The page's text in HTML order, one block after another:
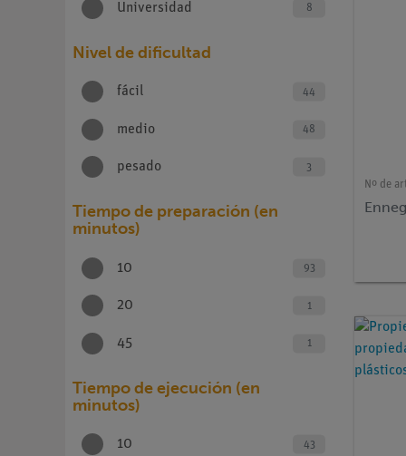
Universidad 8
Nivel de dificultad
fácil 44
medio 48
pesado 3
Tiempo de preparación (en
minutos)
10 93
20 1
45 1
Tiempo de ejecución (en
minutos)
10 43
Nº de